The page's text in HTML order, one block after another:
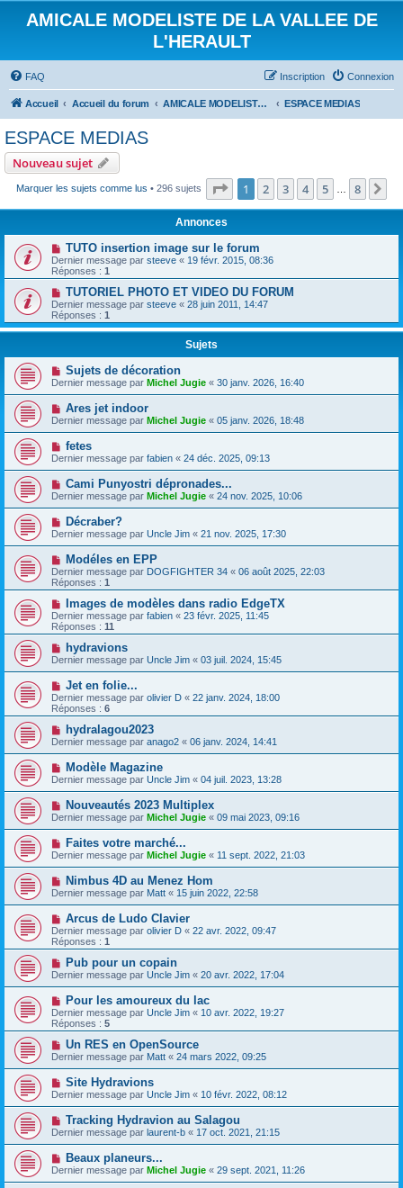
AMICALE MODELISTE DE LA VALLEE DE
L'HERAULT
FAQ Connexion
Inscription
Accueil Accueil du forum AMICALE MODELISTE DE LA VALLEE DE L'HERAULT ESPACE MEDIAS
ESPACE MEDIAS
Nouveau sujet
Marquer les sujets comme lus • 296 sujets Page 1sur8
1 2 3 4 5 8
Annonces
TUTO insertion image sur le forum
Dernier message par steeve « 19 févr. 2015, 08:36
Réponses : 1
TUTORIEL PHOTO ET VIDEO DU FORUM
Dernier message par steeve « 28 juin 2011, 14:47
Réponses : 1
Sujets
Sujets de décoration
Dernier message par Michel Jugie « 30 janv. 2026, 16:40
Ares jet indoor
Dernier message par Michel Jugie « 05 janv. 2026, 18:48
fetes
Dernier message par fabien « 24 déc. 2025, 09:13
Cami Punyostri dépronades...
Dernier message par Michel Jugie « 24 nov. 2025, 10:06
Décraber?
Dernier message par Uncle Jim « 21 nov. 2025, 17:30
Modéles en EPP
Dernier message par DOGFIGHTER 34 « 06 août 2025, 22:03
Réponses : 1
Images de modèles dans radio EdgeTX
Dernier message par fabien « 23 févr. 2025, 11:45
Réponses : 11
hydravions
Dernier message par Uncle Jim « 03 juil. 2024, 15:45
Jet en folie...
Dernier message par olivier D « 22 janv. 2024, 18:00
Réponses : 6
hydralagou2023
Dernier message par anago2 « 06 janv. 2024, 14:41
Modèle Magazine
Dernier message par Uncle Jim « 04 juil. 2023, 13:28
Nouveautés 2023 Multiplex
Dernier message par Michel Jugie « 09 mai 2023, 09:16
Faites votre marché...
Dernier message par Michel Jugie « 11 sept. 2022, 21:03
Nimbus 4D au Menez Hom
Dernier message par Matt « 15 juin 2022, 22:58
Arcus de Ludo Clavier
Dernier message par olivier D « 22 avr. 2022, 09:47
Réponses : 1
Pub pour un copain
Dernier message par Uncle Jim « 20 avr. 2022, 17:04
Pour les amoureux du lac
Dernier message par Uncle Jim « 10 avr. 2022, 19:27
Réponses : 5
Un RES en OpenSource
Dernier message par Matt « 24 mars 2022, 09:25
Site Hydravions
Dernier message par Uncle Jim « 10 févr. 2022, 08:12
Tracking Hydravion au Salagou
Dernier message par laurent-b « 17 oct. 2021, 21:15
Beaux planeurs...
Dernier message par Michel Jugie « 29 sept. 2021, 11:26